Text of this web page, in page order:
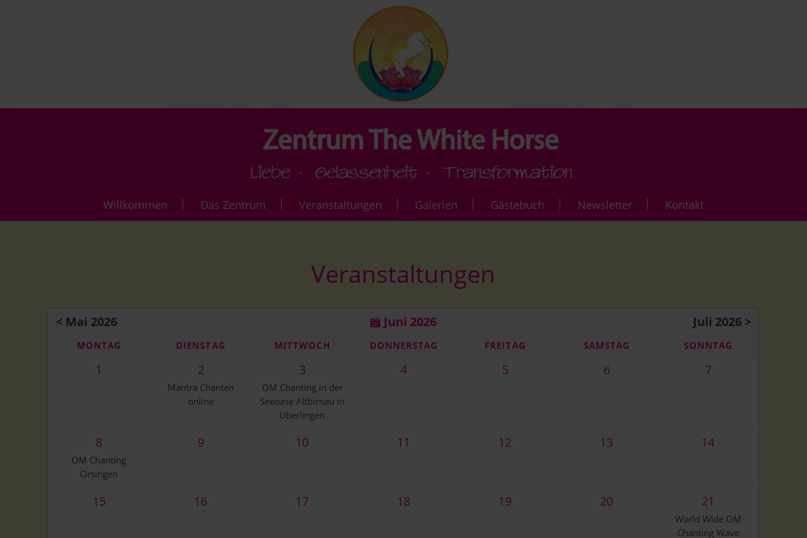
Navigation
überspringen
Willkommen
Das Zentrum
Veranstaltungen
vedische Rituale
Kurse - Vorträge - Seminare
Galerien
Galerie OM Chanting
Gästebuch Newsletter Kontakt
Veranstaltungen
< Mai 2026 Juni 2026 Juli 2026 >
MONTAG DIENSTAG MITTWOCH DONNERSTAG FREITAG SAMSTAG SONNTAG
1 2
Mantra Chanten
online
3
OM Chanting in der
Seeoase Altbirnau in
Überlingen
4 5 6 7
8
OM Chanting
Orsingen
9 10 11 12 13 14
15 16 17 18 19 20 21
World Wide OM
Chanting Wave